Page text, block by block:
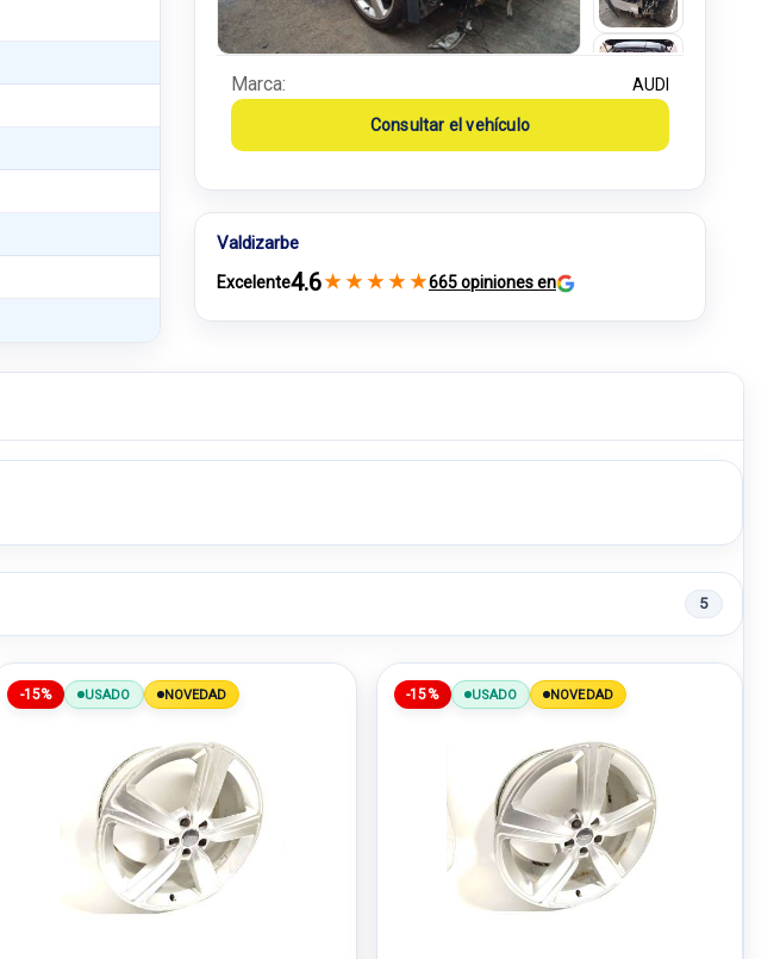
Marca: AUDI
Consultar el vehículo
Valdizarbe
Excelente4.6★ ★ ★ ★ ★665 opiniones en
5
-15% USADO NOVEDAD -15% USADO NOVEDAD